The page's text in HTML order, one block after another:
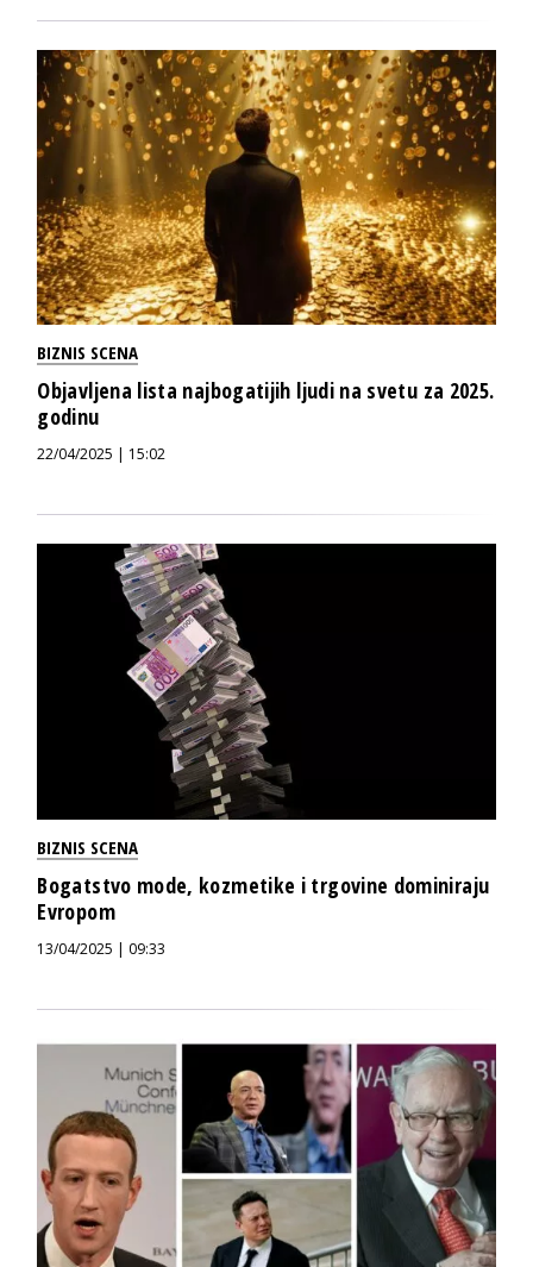
BIZNIS SCENA
Objavljena lista najbogatijih ljudi na svetu za 2025.
godinu
22/04/2025 | 15:02
BIZNIS SCENA
Bogatstvo mode, kozmetike i trgovine dominiraju
Evropom
13/04/2025 | 09:33